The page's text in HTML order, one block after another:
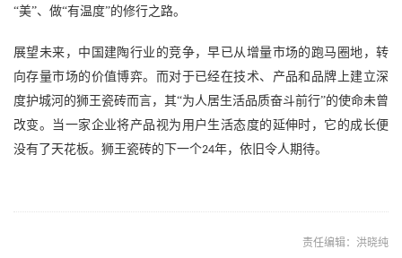
“美”、做“有温度”的修行之路。
展望未来，中国建陶行业的竞争，早已从增量市场的跑马圈地，转
向存量市场的价值博弈。而对于已经在技术、产品和品牌上建立深
度护城河的狮王瓷砖而言，其“为人居生活品质奋斗前行”的使命未曾
改变。当一家企业将产品视为用户生活态度的延伸时，它的成长便
没有了天花板。狮王瓷砖的下一个24年，依旧令人期待。
责任编辑：洪晓纯